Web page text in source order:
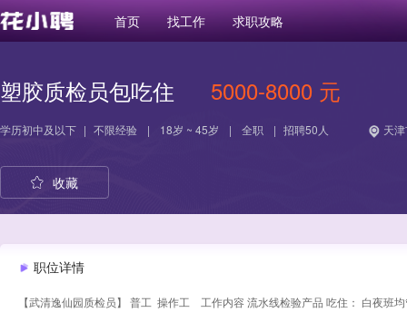
首页 找工作 求职攻略
塑胶质检员包吃住 5000-8000 元
学历初中及以下 | 不限经验 | 18岁 ~ 45岁 | 全职 | 招聘50人 天
收藏
职位详情
【武清逸仙园质检员】 普工 操作工 工作内容 流水线检验产品 吃住： 白夜班